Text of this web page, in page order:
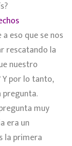
eso que se nos
rescatando la
nuestro
por lo tanto,
pregunta.
muy
era un
la primera